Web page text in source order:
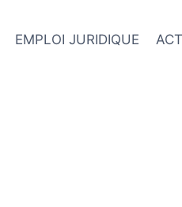
EMPLOI JURIDIQUE